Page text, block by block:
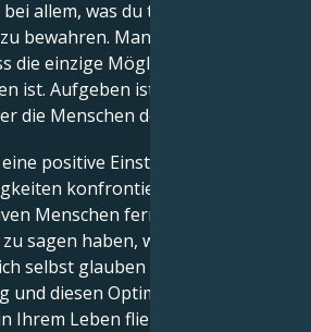
allem, was du tust, ein
bewahren. Manchmal ist alles
die einzige Möglichkeit, die man
ist. Aufgeben ist ein
die Menschen deprimiert.
positive Einstellung, auch
konfrontiert sind. Halten
Menschen fern, die nichts
sagen haben, was Sie tun.
selbst glauben und all diese
und diesen Optimismus haben,
Ihrem Leben fließen.